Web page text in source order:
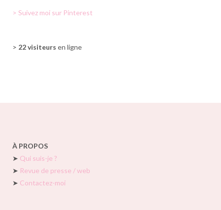
> Suivez moi sur Pinterest
> 22 visiteurs en ligne
À PROPOS
➤ Qui suis-je ?
➤ Revue de presse / web
➤ Contactez-moi